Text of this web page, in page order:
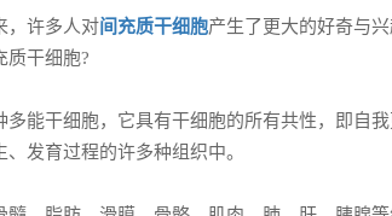
许多人对间充质干细胞产生了更大的好奇与
质干细胞?
干细胞，它具有干细胞的所有共性，即自我
发育过程的许多种组织中。